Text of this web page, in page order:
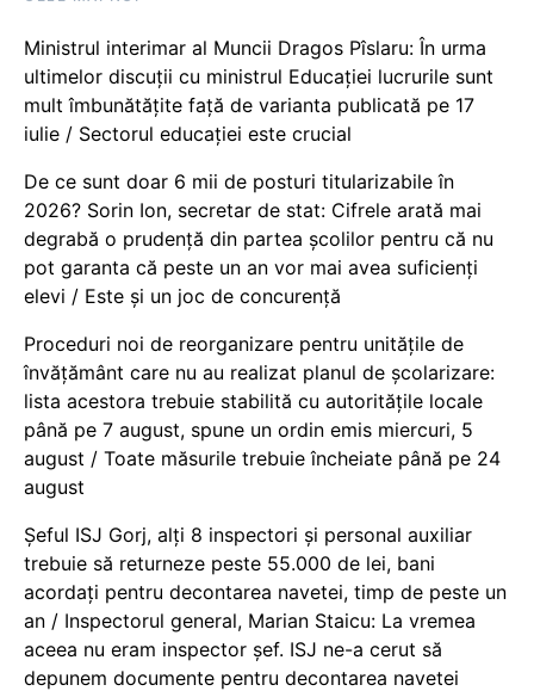
Ministrul interimar al Muncii Dragos Pîslaru: În urma
ultimelor discuții cu ministrul Educației lucrurile sunt
mult îmbunătățite față de varianta publicată pe 17
iulie / Sectorul educației este crucial
De ce sunt doar 6 mii de posturi titularizabile în
2026? Sorin Ion, secretar de stat: Cifrele arată mai
degrabă o prudență din partea școlilor pentru că nu
pot garanta că peste un an vor mai avea suficienți
elevi / Este și un joc de concurență
Proceduri noi de reorganizare pentru unitățile de
învățământ care nu au realizat planul de școlarizare:
lista acestora trebuie stabilită cu autoritățile locale
până pe 7 august, spune un ordin emis miercuri, 5
august / Toate măsurile trebuie încheiate până pe 24
august
Șeful ISJ Gorj, alți 8 inspectori și personal auxiliar
trebuie să returneze peste 55.000 de lei, bani
acordați pentru decontarea navetei, timp de peste un
an / Inspectorul general, Marian Staicu: La vremea
aceea nu eram inspector șef. ISJ ne-a cerut să
depunem documente pentru decontarea navetei